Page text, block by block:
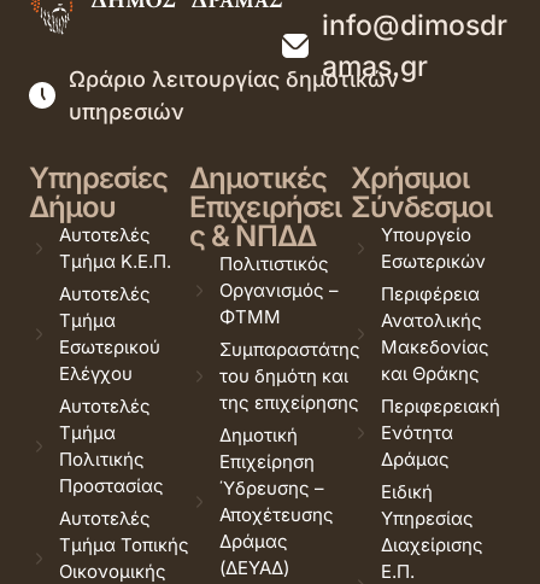
info@dimosdr
amas.gr
Ωράριο λειτουργίας δημοτικών
υπηρεσιών
Υπηρεσίες
Δήμου
Αυτοτελές
Τμήμα Κ.Ε.Π.
Αυτοτελές
Τμήμα
Εσωτερικού
Ελέγχου
Αυτοτελές
Τμήμα
Πολιτικής
Προστασίας
Αυτοτελές
Τμήμα Τοπικής
Οικονομικής
Δημοτικές
Επιχειρήσει
ς & ΝΠΔΔ
Πολιτιστικός
Οργανισμός –
ΦΤΜΜ
Συμπαραστάτης
του δημότη και
της επιχείρησης
Δημοτική
Επιχείρηση
Ύδρευσης –
Αποχέτευσης
Δράμας
(ΔΕΥΑΔ)
Χρήσιμοι
Σύνδεσμοι
Υπουργείο
Εσωτερικών
Περιφέρεια
Ανατολικής
Μακεδονίας
και Θράκης
Περιφερειακή
Ενότητα
Δράμας
Ειδική
Υπηρεσίας
Διαχείρισης
Ε.Π.